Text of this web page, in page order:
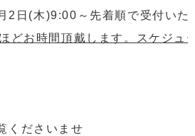
2日(木)9:00～先着順で受付いた
どお時間頂戴します。スケジュ
くださいませ